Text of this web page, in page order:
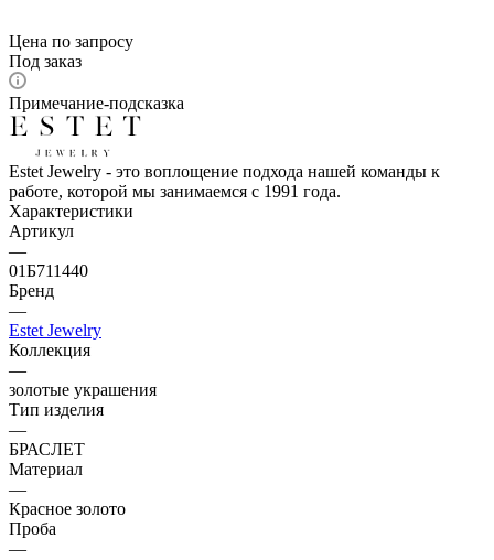
Цена по запросу
Под заказ
Примечание-подсказка
Estet Jewelry - это воплощение подхода нашей команды к
работе, которой мы занимаемся с 1991 года.
Характеристики
Артикул
—
01Б711440
Бренд
—
Estet Jewelry
Коллекция
—
золотые украшения
Тип изделия
—
БРАСЛЕТ
Материал
—
Красное золото
Проба
—